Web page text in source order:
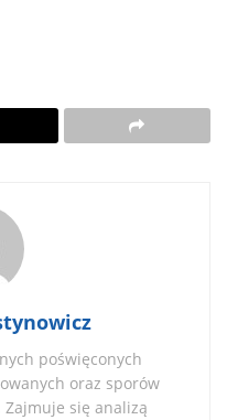
poświęconych
oraz sporów
się analizą